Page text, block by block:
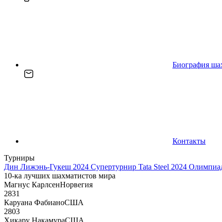
Биография
Контакты
Турниры
Дин Лижэнь-Гукеш 2024 Супертурнир Tata Steel 2024
10-ка лучших шахматистов мира
Магнус КарлсенНорвегия
2831
Каруана ФабианоСША
2803
Хикару НакамураСША